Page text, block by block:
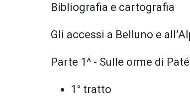
Bibliografia e cartografia
Gli accessi a Belluno e
Parte 1^ - Sulle orme di
1° tratto